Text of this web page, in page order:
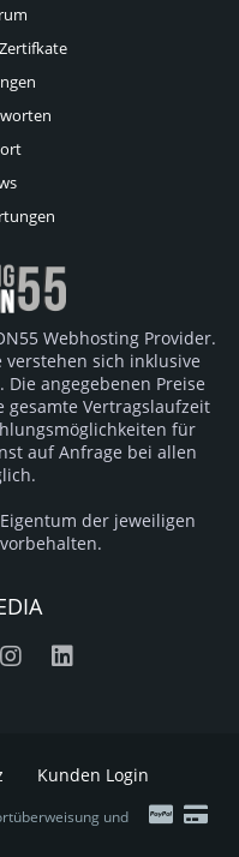
Webhosting Provider.
verstehen sich inklusive
angegebenen Preise
Vertragslaufzeit
für
auf Anfrage bei allen
der jeweiligen
Kunden Login
und